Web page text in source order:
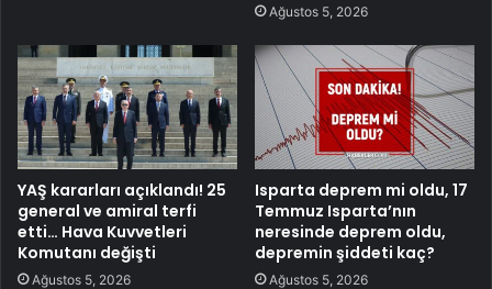
Ağustos 5, 2026
YAŞ kararları açıklandı! 25
general ve amiral terfi
etti… Hava Kuvvetleri
Komutanı değişti
Ağustos 5, 2026
Isparta deprem mi oldu, 17
Temmuz Isparta’nın
neresinde deprem oldu,
depremin şiddeti kaç?
Ağustos 5, 2026